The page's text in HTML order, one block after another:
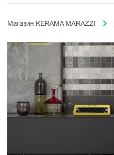
Магазин KERAMA MARAZZI